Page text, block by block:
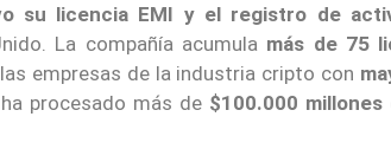
su licencia EMI y el registro de
La compañía acumula más de 75
empresas de la industria cripto con
procesado más de $100.000 millones